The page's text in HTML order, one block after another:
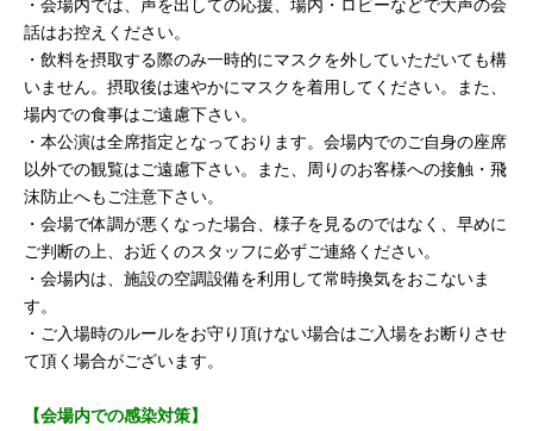
・会場内では、声を出しての応援、場内・ロビーなどで大声の会
話はお控えください。
・飲料を摂取する際のみ一時的にマスクを外していただいても構
いません。摂取後は速やかにマスクを着用してください。また、
場内での食事はご遠慮下さい。
・本公演は全席指定となっております。会場内でのご自身の座席
以外での観覧はご遠慮下さい。また、周りのお客様への接触・飛
沫防止へもご注意下さい。
・会場で体調が悪くなった場合、様子を見るのではなく、早めに
ご判断の上、お近くのスタッフに必ずご連絡ください。
・会場内は、施設の空調設備を利用して常時換気をおこないま
す。
・ご入場時のルールをお守り頂けない場合はご入場をお断りさせ
て頂く場合がございます。
【会場内での感染対策】